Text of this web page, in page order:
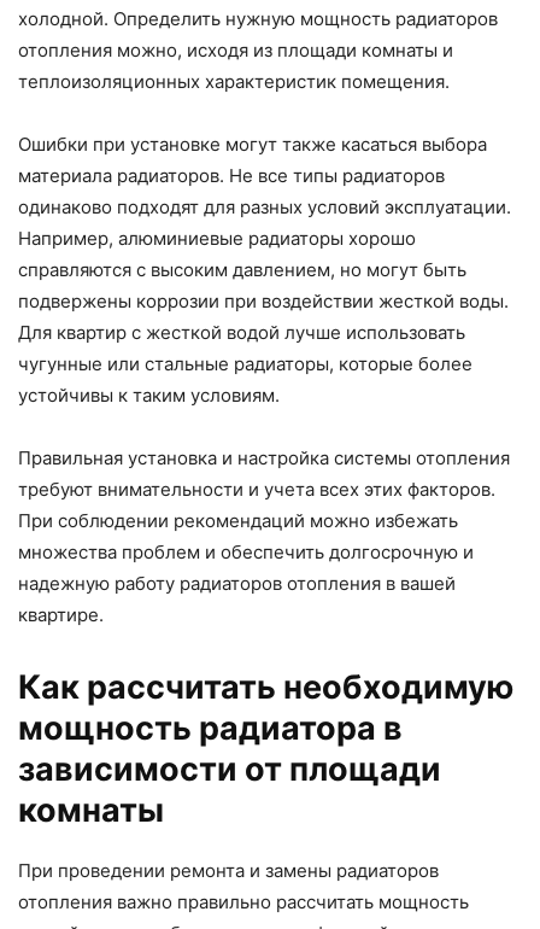
холодной. Определить нужную мощность радиаторов
отопления можно, исходя из площади комнаты и
теплоизоляционных характеристик помещения.
Ошибки при установке могут также касаться выбора
материала радиаторов. Не все типы радиаторов
одинаково подходят для разных условий эксплуатации.
Например, алюминиевые радиаторы хорошо
справляются с высоким давлением, но могут быть
подвержены коррозии при воздействии жесткой воды.
Для квартир с жесткой водой лучше использовать
чугунные или стальные радиаторы, которые более
устойчивы к таким условиям.
Правильная установка и настройка системы отопления
требуют внимательности и учета всех этих факторов.
При соблюдении рекомендаций можно избежать
множества проблем и обеспечить долгосрочную и
надежную работу радиаторов отопления в вашей
квартире.
Как рассчитать необходимую
мощность радиатора в
зависимости от площади
комнаты
При проведении ремонта и замены радиаторов
отопления важно правильно рассчитать мощность